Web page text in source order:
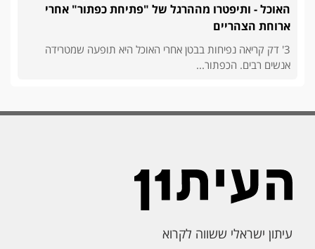
האוכל - ותיפטרו מההרגל של "פתיחת כפתור" אחרי
ארוחת הצהריים
3' דק קריאה נפיחות בבטן אחרי האוכל היא תופעה שמטרידה
אנשים רבים. הכפתור...
עיתון ישראלי ששווה לקרוא